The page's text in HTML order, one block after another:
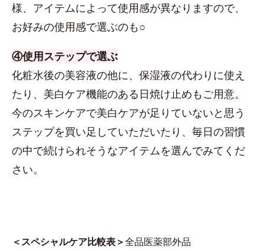
様、アイテムによって使用感が異なりますので、
お好みの使用感で選ぶのも○
④使用ステップで選ぶ
化粧水後の美容液の他に、保湿液の代わりに使え
たり、美白ケア機能のある日焼け止めもご用意。
今のスキンケアで美白ケアが足りていないと思う
ステップを買い足していただいたり、毎日の習慣
の中で続けられそうなアイテムを選んでみてくだ
さい。
＜スペシャルケア比較表＞全品医薬部外品